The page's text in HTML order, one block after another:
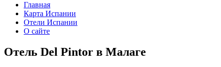
Главная
Карта Испании
Отели Испании
О сайте
Отель Del Pintor в Малаге